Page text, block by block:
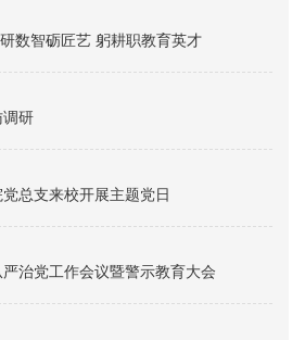
数智砺匠艺 躬耕职教育英才
调研
总支来校开展主题党日
治党工作会议暨警示教育大会